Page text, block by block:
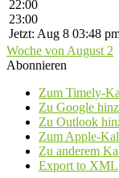
22:00
23:00
Jetzt: Aug 8 03:48
Woche von August 2
Abonnieren
Zum Timely-
Zu Google
Zu Outlook
Zum Apple-
Zu anderem
Export to XML